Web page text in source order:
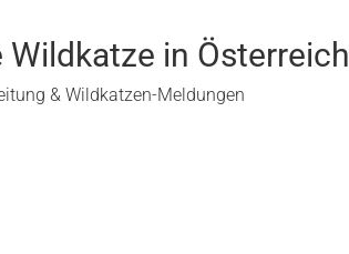
in Österreich
& Wildkatzen-Meldungen